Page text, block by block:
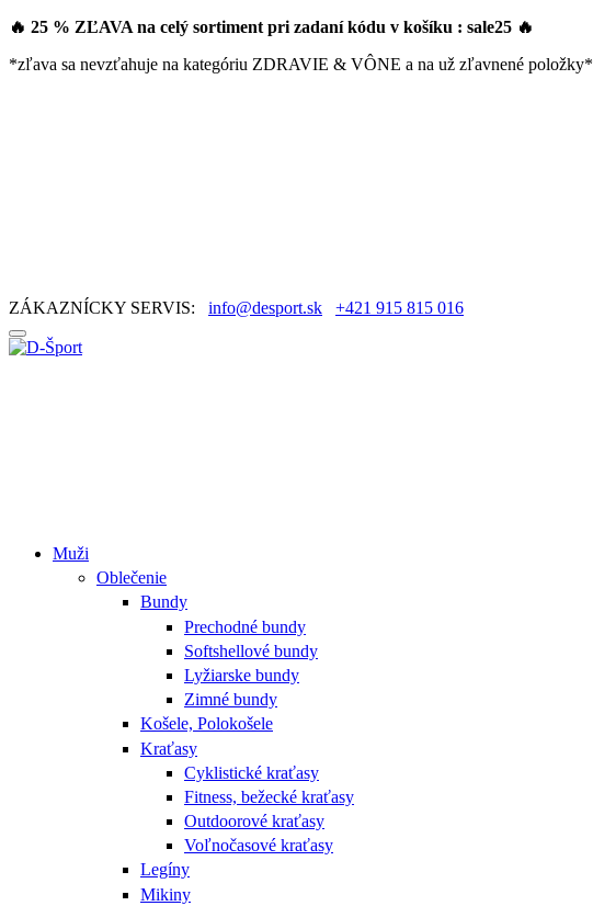
🔥 25 % ZĽAVA na celý sortiment pri zadaní kódu v košíku : sale25 🔥
*zľava sa nevzťahuje na kategóriu ZDRAVIE & VÔNE a na už zľavnené položky*
ZÁKAZNÍCKY SERVIS: info@desport.sk +421 915 815 016
Muži
Oblečenie
Bundy
Prechodné bundy
Softshellové bundy
Lyžiarske bundy
Zimné bundy
Košele, Polokošele
Kraťasy
Cyklistické kraťasy
Fitness, bežecké kraťasy
Outdoorové kraťasy
Voľnočasové kraťasy
Legíny
Mikiny